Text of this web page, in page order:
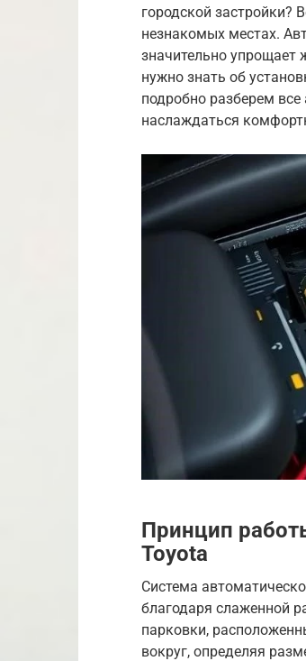
городской застройки?
незнакомых местах.
значительно упрощает
нужно знать об
подробно разберем
наслаждаться
Принцип
Toyota
Система
благодаря слаженной
парковки,
вокруг, определяя